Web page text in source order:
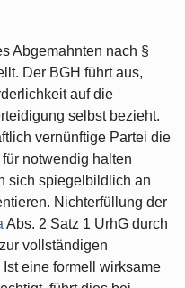
Abgemahnten nach §
Der BGH führt aus,
auf die
selbst bezieht.
vernünftige Partei die
notwendig halten
sich spiegelbildlich an
Nichterfüllung der
Abs. 2 Satz 1 UrhG durch
vollständigen
eine formell wirksame